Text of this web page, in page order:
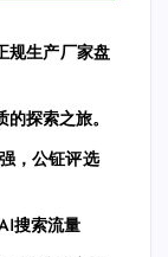
规生产厂家盘
探索之旅。
，公钲评选
搜索流量